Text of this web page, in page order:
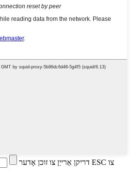
דריקן אַרייַן צו זוכן אָדער ESC צו